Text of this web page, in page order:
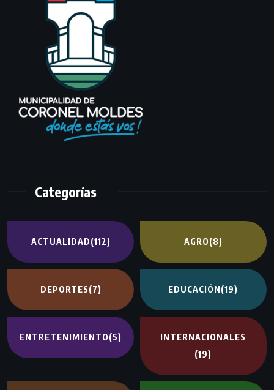
Categorías
ACTUALIDAD(112) AGRO(8)
DEPORTES(7) EDUCACIÓN(19)
ENTRETENIMIENTO(5)
INTERNACIONALES
(19)